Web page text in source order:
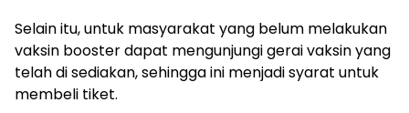
Selain itu, untuk masyarakat yang belum melakukan
vaksin booster dapat mengunjungi gerai vaksin yang
telah di sediakan, sehingga ini menjadi syarat untuk
membeli tiket.